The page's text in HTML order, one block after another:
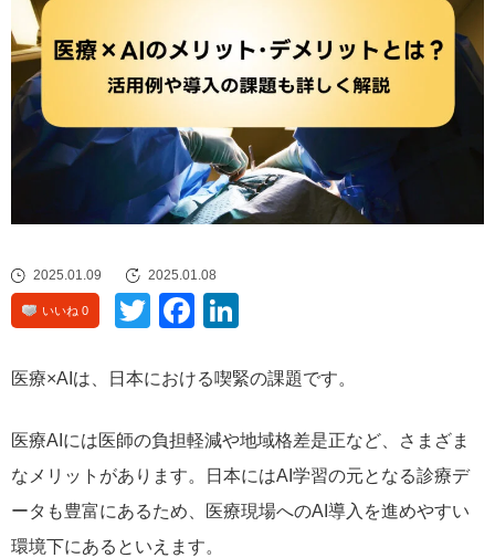
2025.01.09 2025.01.08
いいね 0 Twitte Face
医療×AIは、日本における喫緊の課題です。
医療AIには医師の負担軽減や地域格差是正など、さまざま
なメリットがあります。日本にはAI学習の元となる診療デ
ータも豊富にあるため、医療現場へのAI導入を進めやすい
環境下にあるといえます。